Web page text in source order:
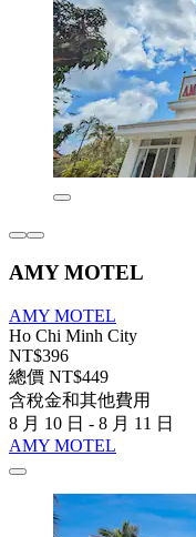
AMY MOTEL
AMY MOTEL
Ho Chi Minh City
NT$396
總價 NT$449
含稅金和其他費用
8 月 10 日 - 8 月 11 日
AMY MOTEL